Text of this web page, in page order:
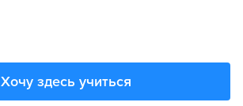
Хочу здесь учиться